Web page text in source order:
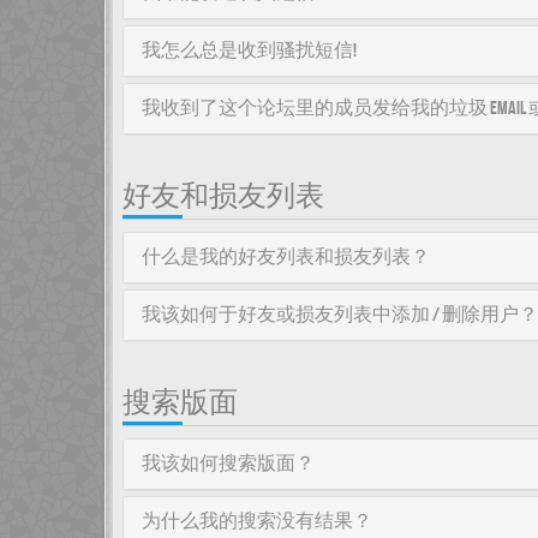
我怎么总是收到骚扰短信!
我收到了这个论坛里的成员发给我的垃圾 email
好友和损友列表
什么是我的好友列表和损友列表？
我该如何于好友或损友列表中添加 / 删除用户？
搜索版面
我该如何搜索版面？
为什么我的搜索没有结果？